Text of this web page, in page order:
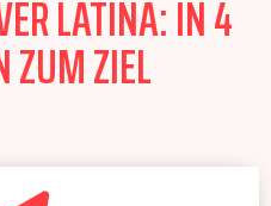
LATINA: IN 4
ZUM ZIEL